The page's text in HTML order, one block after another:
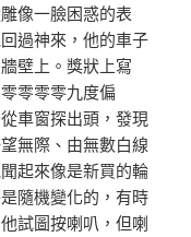
像一臉困惑的表
過神來，他的車子
壁上。獎狀上寫
零零零九度偏
車窗探出頭，發現
無際、由無數白線
起來像是新買的輪
隨機變化的，有時
試圖按喇叭，但喇